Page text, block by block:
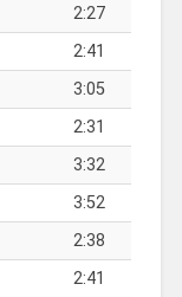
2:27
2:41
3:05
2:31
3:32
3:52
2:38
2:41